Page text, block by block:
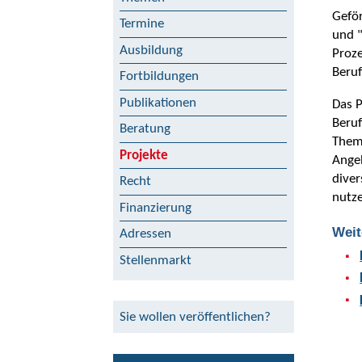
Termine
Ausbildung
Fortbildungen
Publikationen
Beratung
Projekte
Recht
Finanzierung
Adressen
Stellenmarkt
Sie wollen veröffentlichen?
und
Das